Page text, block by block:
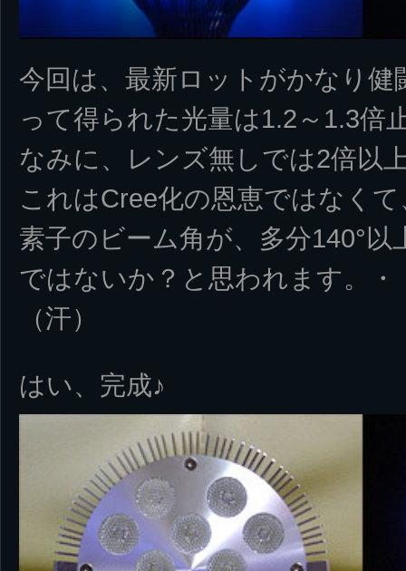
今回は、最新ロットがかなり
って得られた光量は1.2～1.3倍
なみに、レンズ無しでは2倍以
これはCree化の恩恵ではなく
素子のビーム角が、多分140°
ではないか？と思われます。・
（汗）
はい、完成♪